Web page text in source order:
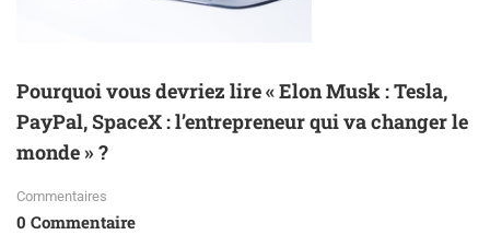
Pourquoi vous devriez lire « Elon Musk : Tesla,
PayPal, SpaceX : l’entrepreneur qui va changer le
monde » ?
Commentaires
0 Commentaire